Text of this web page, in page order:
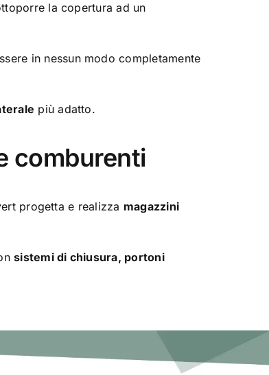
la copertura ad un
in nessun modo completamente
più adatto.
comburenti
progetta e realizza magazzini
sistemi di chiusura, portoni